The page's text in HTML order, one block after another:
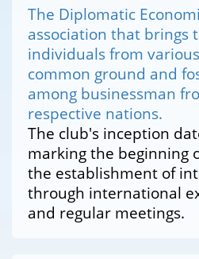
The Diplomatic
association that brings
individuals from
common ground and
among businessman
respective nations.
The club's inception
marking the beginning
the establishment of
through international
and regular meetings.